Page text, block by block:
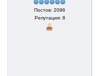
Постов: 2096
Репутация: 8